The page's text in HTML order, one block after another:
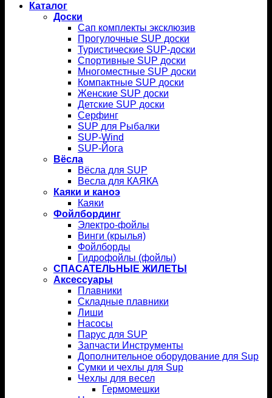
Каталог
Доски
Сап комплекты эксклюзив
Прогулочные SUP доски
Туристические SUP-доски
Спортивные SUP доски
Многоместные SUP доски
Компактные SUP доски
Женские SUP доски
Детские SUP доски
Серфинг
SUP для Рыбалки
SUP-Wind
SUP-Йога
Вёсла
Вёсла для SUP
Весла для КАЯКА
Каяки и каноэ
Каяки
Фойлбординг
Электро-фойлы
Винги (крылья)
Фойлборды
Гидрофойлы (фойлы)
СПАСАТЕЛЬНЫЕ ЖИЛЕТЫ
Аксессуары
Плавники
Складные плавники
Лиши
Насосы
Парус для SUP
Запчасти Инструменты
Дополнительное оборудование для Sup
Сумки и чехлы для Sup
Чехлы для весел
Гермомешки